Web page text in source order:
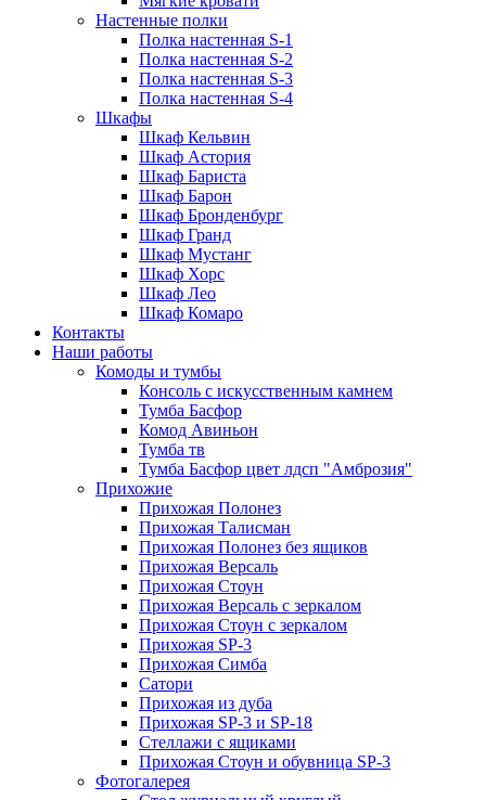
Настенные полки
Полка настенная S-1
Полка настенная S-2
Полка настенная S-3
Полка настенная S-4
Шкафы
Шкаф Кельвин
Шкаф Астория
Шкаф Бариста
Шкаф Барон
Шкаф Бронденбург
Шкаф Гранд
Шкаф Мустанг
Шкаф Хорс
Шкаф Лео
Шкаф Комаро
Контакты
Наши работы
Комоды и тумбы
Консоль с искусственным камнем
Тумба Басфор
Комод Авиньон
Тумба тв
Тумба Басфор цвет лдсп "Амброзия"
Прихожие
Прихожая Полонез
Прихожая Талисман
Прихожая Полонез без ящиков
Прихожая Версаль
Прихожая Стоун
Прихожая Версаль с зеркалом
Прихожая Стоун с зеркалом
Прихожая SP-3
Прихожая Симба
Сатори
Прихожая из дуба
Прихожая SP-3 и SP-18
Стеллажи с ящиками
Прихожая Стоун и обувница SP-3
Фотогалерея